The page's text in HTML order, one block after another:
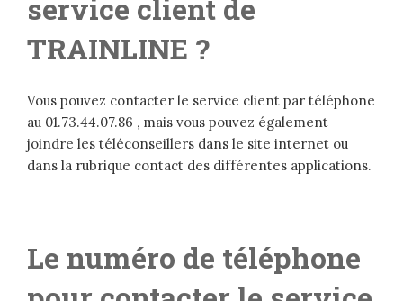
service client de
TRAINLINE ?
Vous pouvez contacter le service client par téléphone
au 01.73.44.07.86 , mais vous pouvez également
joindre les téléconseillers dans le site internet ou
dans la rubrique contact des différentes applications.
Le numéro de téléphone